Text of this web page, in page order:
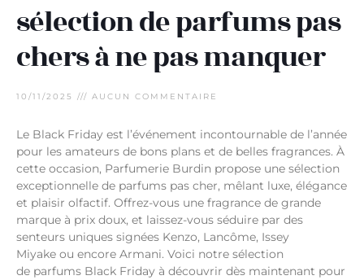
sélection de parfums pas
chers à ne pas manquer
10/11/2025 AUCUN COMMENTAIRE
Le Black Friday est l’événement incontournable de l’année
pour les amateurs de bons plans et de belles fragrances. À
cette occasion, Parfumerie Burdin propose une sélection
exceptionnelle de parfums pas cher, mêlant luxe, élégance
et plaisir olfactif. Offrez-vous une fragrance de grande
marque à prix doux, et laissez-vous séduire par des
senteurs uniques signées Kenzo, Lancôme, Issey
Miyake ou encore Armani. Voici notre sélection
de parfums Black Friday à découvrir dès maintenant pour